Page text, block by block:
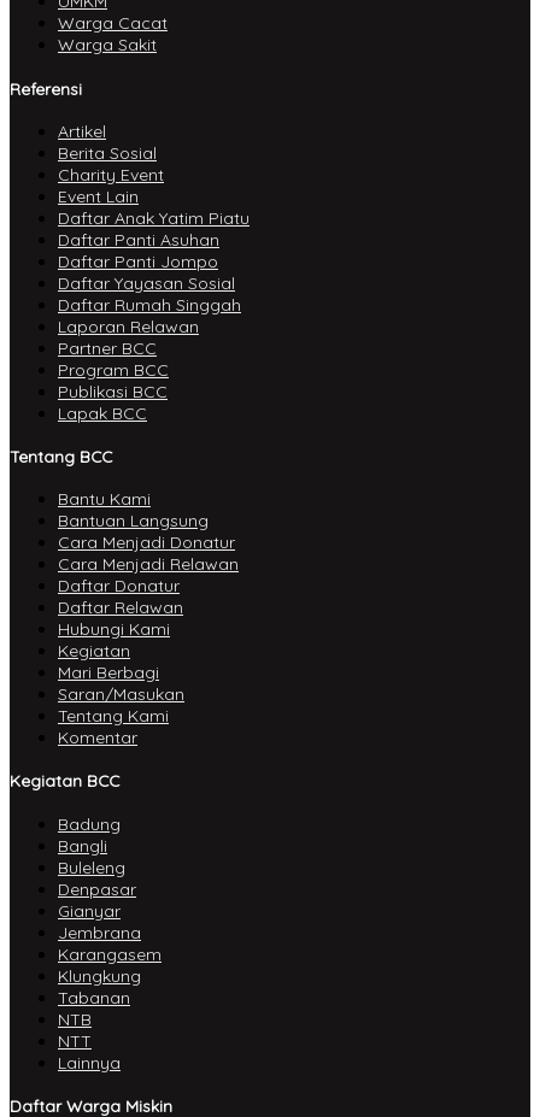
Warga Cacat
Warga Sakit
Referensi
Artikel
Berita Sosial
Charity Event
Event Lain
Daftar Anak Yatim Piatu
Daftar Panti Asuhan
Daftar Panti Jompo
Daftar Yayasan Sosial
Daftar Rumah Singgah
Laporan Relawan
Partner BCC
Program BCC
Publikasi BCC
Lapak BCC
Tentang BCC
Bantu Kami
Bantuan Langsung
Cara Menjadi Donatur
Cara Menjadi Relawan
Daftar Donatur
Daftar Relawan
Hubungi Kami
Kegiatan
Mari Berbagi
Saran/Masukan
Tentang Kami
Komentar
Kegiatan BCC
Badung
Bangli
Buleleng
Denpasar
Gianyar
Jembrana
Karangasem
Klungkung
Tabanan
NTB
NTT
Lainnya
Daftar Warga Miskin